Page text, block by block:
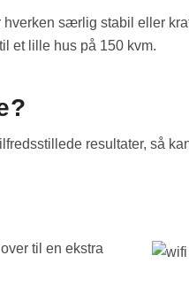
særlig stabil eller
et lille hus på 150 kvm.
resultater, så
til en ekstra